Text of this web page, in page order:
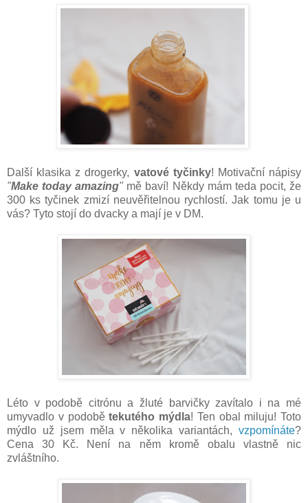
Další klasika z drogerky, vatové tyčinky! Motivační nápisy
"Make today amazing" mě baví! Někdy mám teda pocit, že
300 ks tyčinek zmizí neuvěřitelnou rychlostí. Jak tomu je u
vás? Tyto stojí do dvacky a mají je v DM.
Léto v podobě citrónu a žluté barvičky zavítalo i na mé
umyvadlo v podobětekutého mýdla! Ten obal miluju! Toto
mýdlo už jsem měla v několika variantách, vzpomínáte?
Cena 30 Kč. Není na něm kromě obalu vlastně nic
zvláštního.